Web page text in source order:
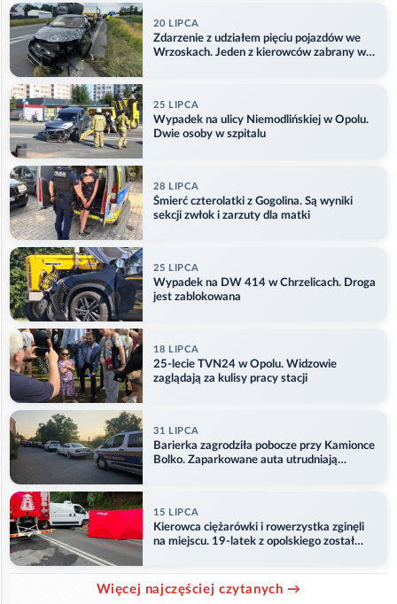
20 LIPCA
Zdarzenie z udziałem pięciu pojazdów we
Wrzoskach. Jeden z kierowców zabrany w
25 LIPCA
Wypadek na ulicy Niemodlińskiej w Opolu.
Dwie osoby w szpitalu
28 LIPCA
Śmierć czterolatki z Gogolina. Są wyniki
sekcji zwłok i zarzuty dla matki
25 LIPCA
Wypadek na DW 414 w Chrzelicach. Droga
jest zablokowana
18 LIPCA
25-lecie TVN24 w Opolu. Widzowie
zaglądają za kulisy pracy stacji
31 LIPCA
Barierka zagrodziła pobocze przy Kamionce
Bolko. Zaparkowane auta utrudniają
15 LIPCA
Kierowca ciężarówki i rowerzystka zginęli
na miejscu. 19-latek z opolskiego został
Więcej najczęściej czytanych →